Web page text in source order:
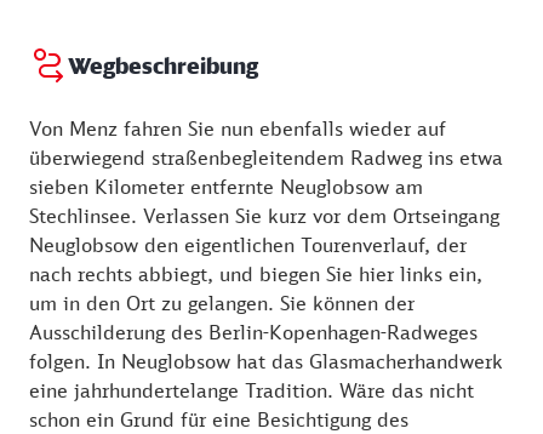
Wegbeschreibung
Von Menz fahren Sie nun ebenfalls wieder auf
überwiegend straßenbegleitendem Radweg ins etwa
sieben Kilometer entfernte Neuglobsow am
Stechlinsee. Verlassen Sie kurz vor dem Ortseingang
Neuglobsow den eigentlichen Tourenverlauf, der
nach rechts abbiegt, und biegen Sie hier links ein,
um in den Ort zu gelangen. Sie können der
Ausschilderung des Berlin-Kopenhagen-Radweges
folgen. In Neuglobsow hat das Glasmacherhandwerk
eine jahrhundertelange Tradition. Wäre das nicht
schon ein Grund für eine Besichtigung des